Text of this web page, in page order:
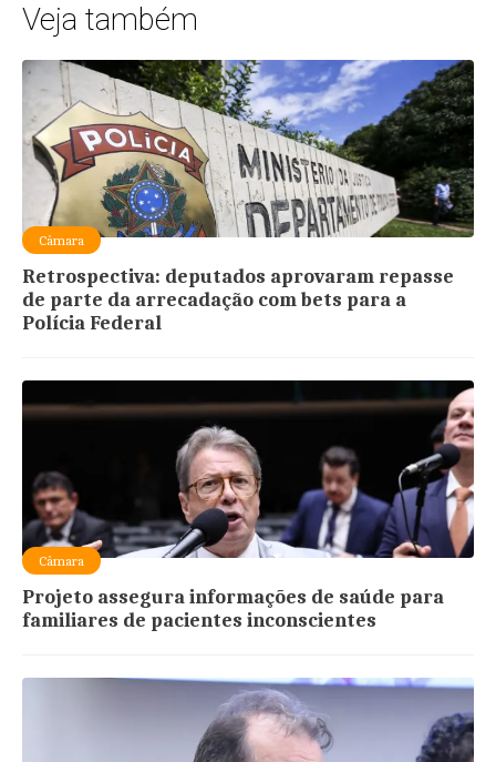
Veja também
Câmara
Retrospectiva: deputados aprovaram repasse
de parte da arrecadação com bets para a
Polícia Federal
Câmara
Projeto assegura informações de saúde para
familiares de pacientes inconscientes